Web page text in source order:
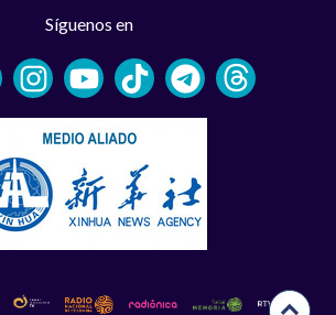
Síguenos en